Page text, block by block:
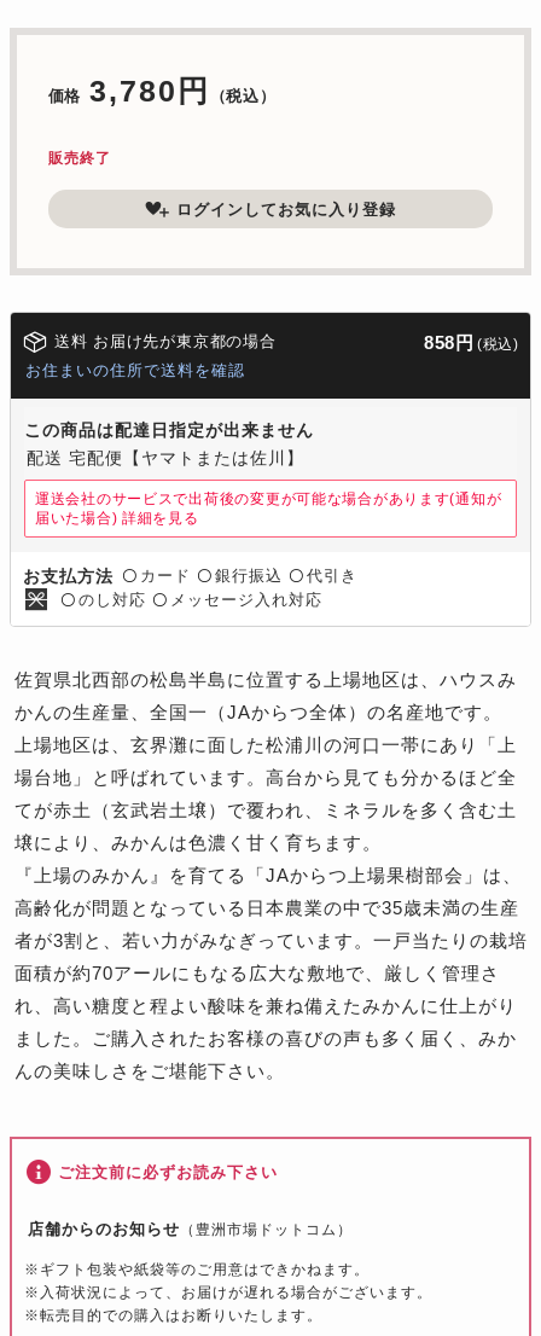
価格 3,780円 （税込）
販売終了
ログインしてお気に入り登録
送料 お届け先が東京都の場合 858円 (税込)
お住まいの住所で送料を確認
この商品は配達日指定が出来ません
配送 宅配便【ヤマトまたは佐川】
運送会社のサービスで出荷後の変更が可能な場合があります(通知が
届いた場合) 詳細を見る
お支払方法 〇 カード 〇 銀行振込 〇 代引き
〇 のし対応 〇 メッセージ入れ対応
佐賀県北西部の松島半島に位置する上場地区は、ハウスみ
かんの生産量、全国一（JAからつ全体）の名産地です。
上場地区は、玄界灘に面した松浦川の河口一帯にあり「上
場台地」と呼ばれています。高台から見ても分かるほど全
てが赤土（玄武岩土壌）で覆われ、ミネラルを多く含む土
壌により、みかんは色濃く甘く育ちます。
『上場のみかん』を育てる「JAからつ上場果樹部会」は、
高齢化が問題となっている日本農業の中で35歳未満の生産
者が3割と、若い力がみなぎっています。一戸当たりの栽培
面積が約70アールにもなる広大な敷地で、厳しく管理さ
れ、高い糖度と程よい酸味を兼ね備えたみかんに仕上がり
ました。ご購入されたお客様の喜びの声も多く届く、みか
んの美味しさをご堪能下さい。
ご注文前に必ずお読み下さい
店舗からのお知らせ （豊洲市場ドットコム）
※ギフト包装や紙袋等のご用意はできかねます。
※入荷状況によって、お届けが遅れる場合がございます。
※転売目的での購入はお断りいたします。